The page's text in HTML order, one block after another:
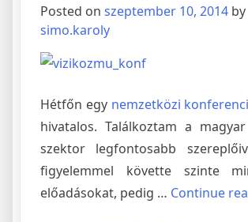
Posted on szeptember 10, 2014 by
simo.karoly
Hétfőn egy nemzetközi
hivatalos. Találkoztam a
szektor legfontosabb
figyelemmel követte szinte
előadásokat, pedig … Continue